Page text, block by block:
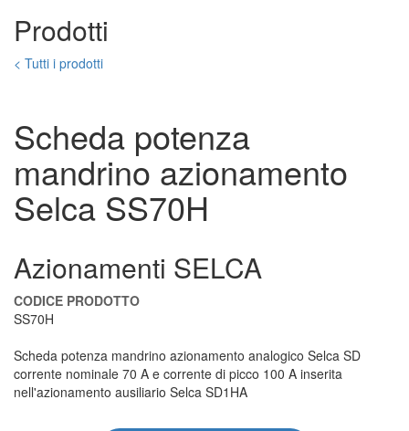
Prodotti
< Tutti i prodotti
Scheda potenza
mandrino azionamento
Selca SS70H
Azionamenti SELCA
CODICE PRODOTTO
SS70H
Scheda potenza mandrino azionamento analogico Selca SD
corrente nominale 70 A e corrente di picco 100 A inserita
nell'azionamento ausiliario Selca SD1HA